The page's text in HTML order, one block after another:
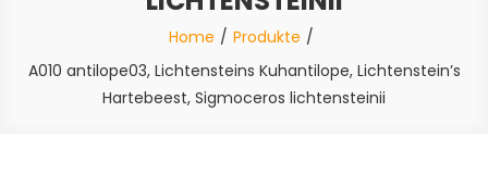
Home
Produkte
A010 antilope03, Lichtensteins Kuhantilope, Lichtenstein’s
Hartebeest, Sigmoceros lichtensteinii